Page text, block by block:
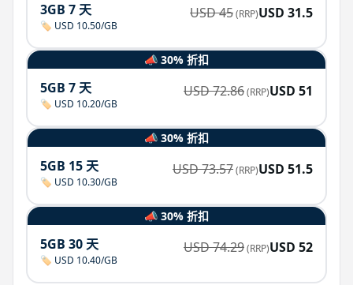
3GB 7 天
🏷️ USD 10.50/GB
USD45(RRP)USD 31.5
📣 30% 折扣
5GB 7 天
🏷️ USD 10.20/GB
USD72.86(RRP)USD 51
📣 30% 折扣
5GB 15 天
🏷️ USD 10.30/GB
USD73.57(RRP)USD 51.5
📣 30% 折扣
5GB 30 天
🏷️ USD 10.40/GB
USD74.29(RRP)USD 52